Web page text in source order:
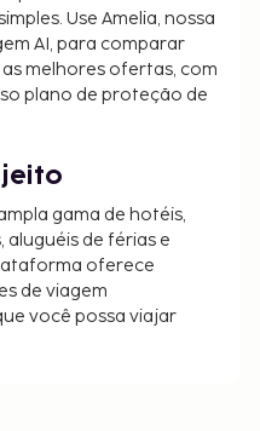
o alojamento nos
o aeroporto: 15 EUR
máxima de 6)
nas imediações: 5
completa. As taxas e
impostos e estão
de estimação
Use Amelia, nossa
AI, para comparar
melhores ofertas, com
plano de proteção de
jeito
gama de hotéis,
aluguéis de férias e
oferece
de viagem
você possa viajar